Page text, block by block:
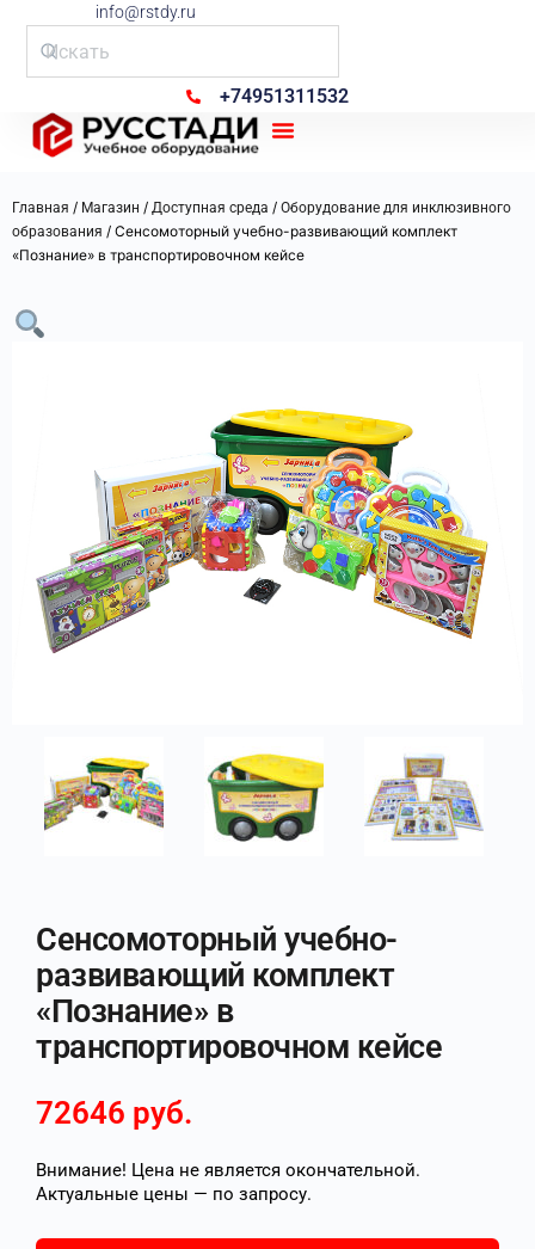
info@rstdy.ru
+74951311532
Главная / Магазин / Доступная среда / Оборудование для инклюзивного
образования / Сенсомоторный учебно-развивающий комплект
«Познание» в транспортировочном кейсе
Сенсомоторный учебно-
развивающий комплект
«Познание» в
транспортировочном кейсе
72646 руб.
Внимание! Цена не является окончательной.
Актуальные цены — по запросу.